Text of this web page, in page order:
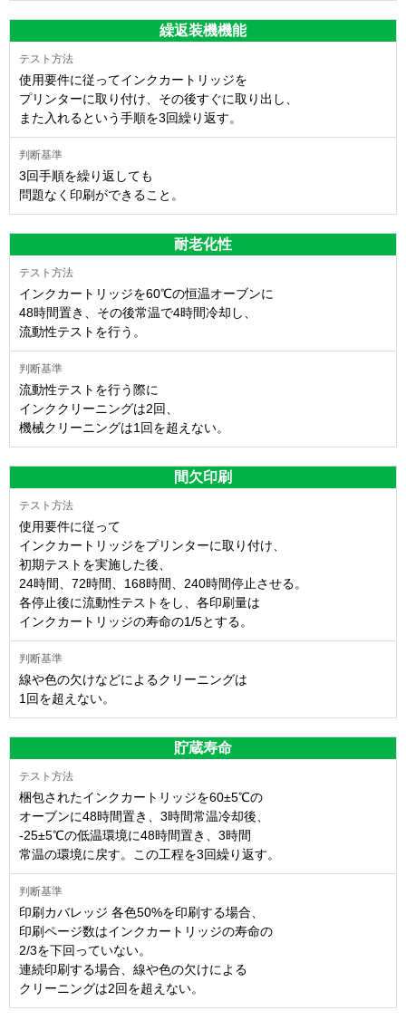
繰返装機機能
使用要件に従ってインクカートリッジを
プリンターに取り付け、その後すぐに取り出し、
また入れるという手順を3回繰り返す。
3回手順を繰り返しても
問題なく印刷ができること。
耐老化性
インクカートリッジを60℃の恒温オーブンに
48時間置き、その後常温で4時間冷却し、
流動性テストを行う。
流動性テストを行う際に
インククリーニングは2回、
機械クリーニングは1回を超えない。
間欠印刷
使用要件に従って
インクカートリッジをプリンターに取り付け、
初期テストを実施した後、
24時間、72時間、168時間、240時間停止させる。
各停止後に流動性テストをし、各印刷量は
インクカートリッジの寿命の1/5とする。
線や色の欠けなどによるクリーニングは
1回を超えない。
貯蔵寿命
梱包されたインクカートリッジを60±5℃の
オーブンに48時間置き、3時間常温冷却後、
-25±5℃の低温環境に48時間置き、3時間
常温の環境に戻す。この工程を3回繰り返す。
印刷カバレッジ 各色50%を印刷する場合、
印刷ページ数はインクカートリッジの寿命の
2/3を下回っていない。
連続印刷する場合、線や色の欠けによる
クリーニングは2回を超えない。